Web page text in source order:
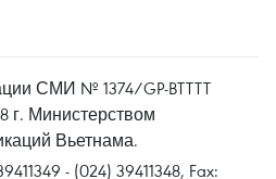
СМИ № 1374/GP-BTTTT
г. Министерством
Вьетнама.
- (024) 39411348, Fax: